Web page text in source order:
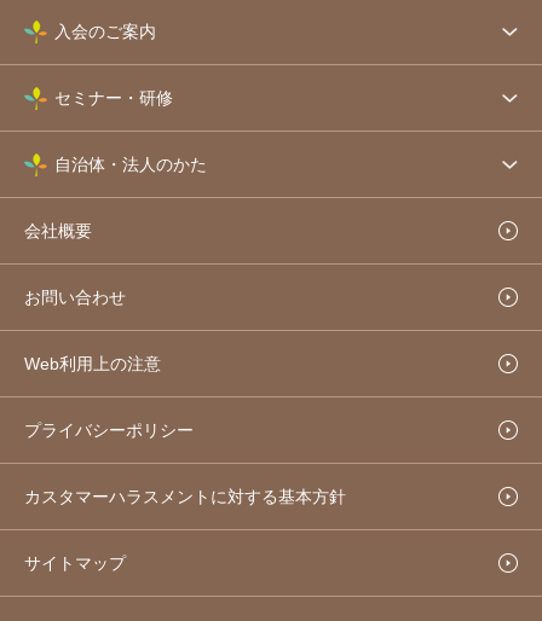
入会のご案内
セミナー・研修
自治体・法人のかた
会社概要
お問い合わせ
Web利用上の注意
プライバシーポリシー
カスタマーハラスメントに対する基本方針
サイトマップ